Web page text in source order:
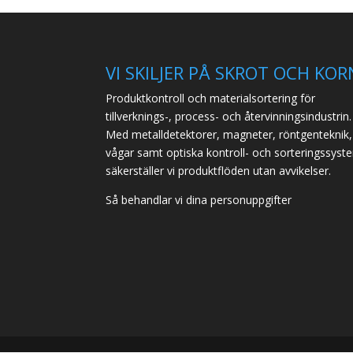
VI SKILJER PÅ SKROT OCH
Produktkontroll och materialsortering för
tillverknings-, process- och återvinningsindustrin.
Med metalldetektorer, magneter, röntgenteknik,
vågar samt optiska kontroll- och
säkerställer vi produktflöden utan avvikelser.
Så behandlar vi dina personuppgifter